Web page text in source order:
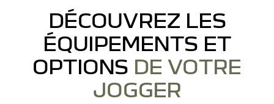
DÉCOUVREZ LES
ÉQUIPEMENTS ET
OPTIONS DE VOTRE
JOGGER